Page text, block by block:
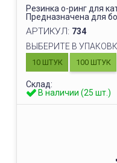
Резинка о-ринг для
Предназначена для
АРТИКУЛ: 734
ВЫБЕРИТЕ В
10 ШТУК 100 ШТУК
Склад:
В наличии (25 шт.)